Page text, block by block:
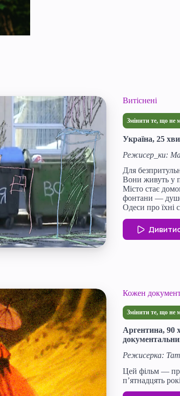
Витіснені
Змінити те, що не
Україна, 25
Режисер_ки:
Для
Вони живуть у
Місто стає
фонтани —
Одеси про їхні
Кожен документ
Змінити те, що не
Аргентина, 90
Режисерка:
Цей фільм —
п’ятнадцять